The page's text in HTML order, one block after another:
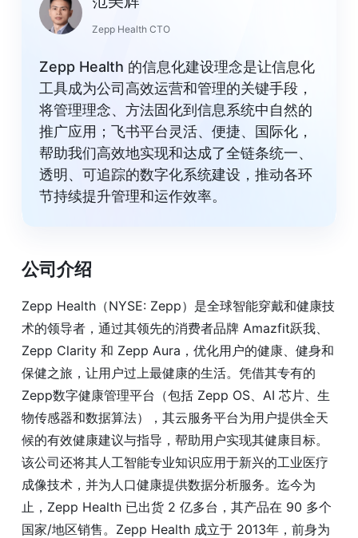
Zepp Health CTO
Zepp Health 的信息化建设理念是让信息化
工具成为公司高效运营和管理的关键手段，
将管理理念、方法固化到信息系统中自然的
推广应用；飞书平台灵活、便捷、国际化，
帮助我们高效地实现和达成了全链条统一、
透明、可追踪的数字化系统建设，推动各环
节持续提升管理和运作效率。
公司介绍
Zepp Health（NYSE: Zepp）是全球智能穿戴和健康技
术的领导者，通过其领先的消费者品牌 Amazfit跃我、
Zepp Clarity 和 Zepp Aura，优化用户的健康、健身和
保健之旅，让用户过上最健康的生活。凭借其专有的
Zepp数字健康管理平台（包括 Zepp OS、AI 芯片、生
物传感器和数据算法），其云服务平台为用户提供全天
候的有效健康建议与指导，帮助用户实现其健康目标。
该公司还将其人工智能专业知识应用于新兴的工业医疗
成像技术，并为人口健康提供数据分析服务。迄今为
止，Zepp Health 已出货 2 亿多台，其产品在 90 多个
国家/地区销售。Zepp Health 成立于 2013年，前身为